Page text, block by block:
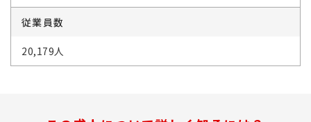
従業員数
20,179人